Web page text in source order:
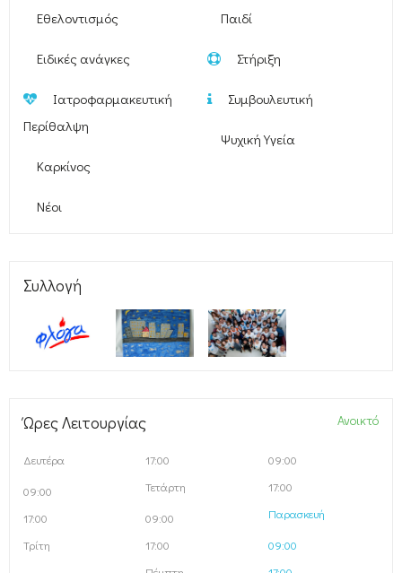
Εθελοντισμός
Ειδικές ανάγκες
Ιατροφαρμακευτική
Περίθαλψη
Καρκίνος
Νέοι
Παιδί
Στήριξη
Συμβουλευτική
Ψυχική Υγεία
Συλλογή
Ώρες Λειτουργίας Ανοικτό
Δευτέρα
09:00
17:00
Τρίτη
17:00
Τετάρτη
09:00
17:00
09:00
17:00
Παρασκευή
09:00